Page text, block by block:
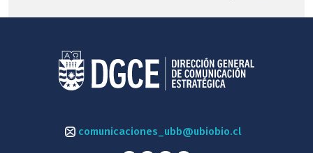
comunicaciones_ubb@ubiobio.cl